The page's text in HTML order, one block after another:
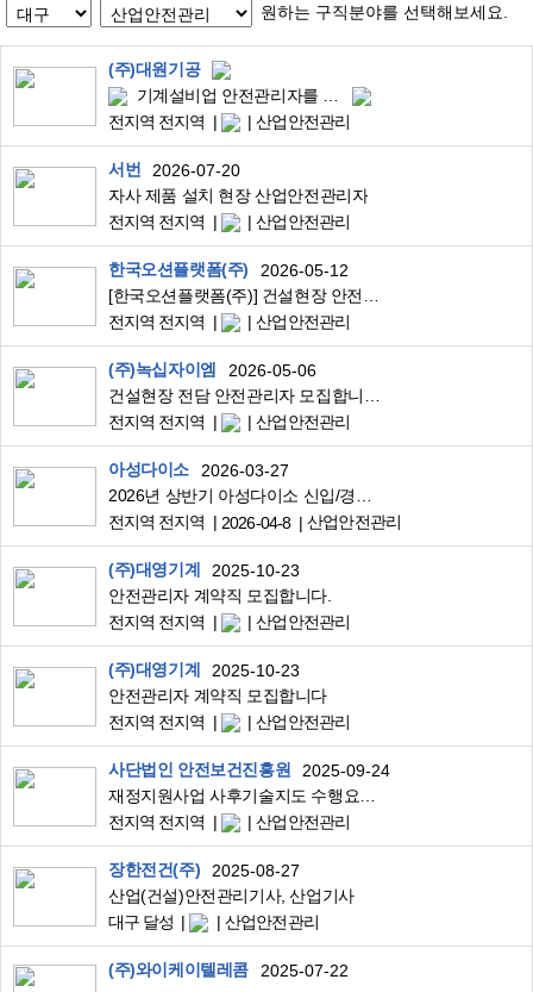
원하는 구직분야를 선택해보세요.
(주)대원기공
기계설비업 안전관리자를 모집합니다.
전지역 전지역
산업안전관리
서번
2026-07-20
자사 제품 설치 현장 산업안전관리자
전지역 전지역
산업안전관리
한국오션플랫폼(주)
2026-05-12
전지역 전지역
산업안전관리
(주)녹십자이엠
2026-05-06
전지역 전지역
산업안전관리
아성다이소
2026-03-27
전지역 전지역
2026-04-8 산업안전관리
(주)대영기계
2025-10-23
안전관리자 계약직 모집합니다.
전지역 전지역
산업안전관리
(주)대영기계
2025-10-23
안전관리자 계약직 모집합니다
전지역 전지역
산업안전관리
사단법인 안전보건진흥원
2025-09-24
전지역 전지역
산업안전관리
장한전건(주)
2025-08-27
산업(건설)안전관리기사, 산업기사
대구 달성
산업안전관리
(주)와이케이텔레콤
2025-07-22